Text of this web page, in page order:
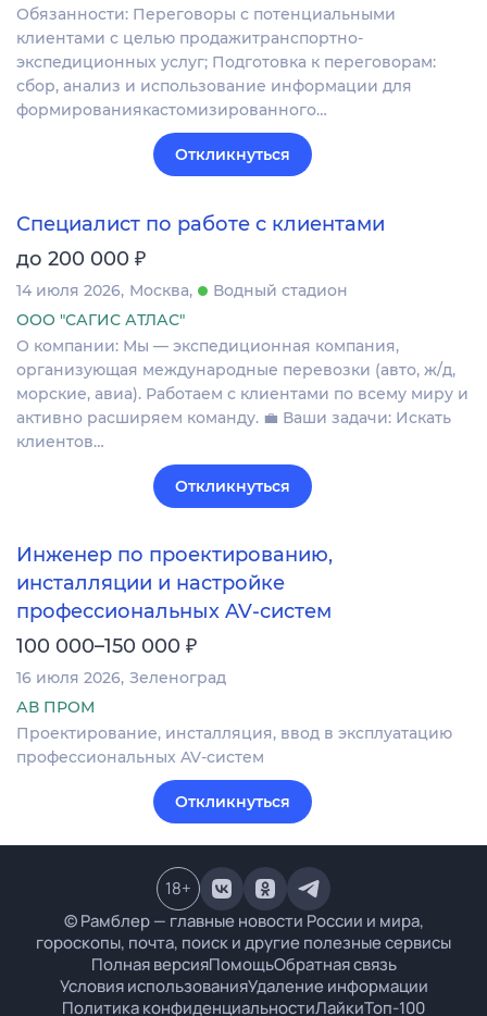
Обязанности: Переговоры с потенциальными
клиентами с целью продажитранспортно-
экспедиционных услуг; Подготовка к переговорам:
сбор, анализ и использование информации для
формированиякастомизированного…
Откликнуться
Специалист по работе с клиентами
до 200 000 ₽
14 июля 2026 Москва
Водный стадион
ООО "САГИС АТЛАС"
О компании: Мы — экспедиционная компания,
организующая международные перевозки (авто, ж/д,
морские, авиа). Работаем с клиентами по всему миру и
активно расширяем команду. 💼 Ваши задачи: Искать
клиентов…
Откликнуться
Инженер по проектированию,
инсталляции и настройке
профессиональных AV-систем
100 000–150 000 ₽
16 июля 2026 Зеленоград
АВ ПРОМ
Проектирование, инсталляция, ввод в эксплуатацию
профессиональных AV-систем
Откликнуться
© Рамблер — главные новости России и мира,
гороскопы, почта, поиск и другие полезные сервисы
Полная версияПомощьОбратная связь
Условия использованияУдаление информации
Политика конфиденциальностиЛайкиТоп-100
18+